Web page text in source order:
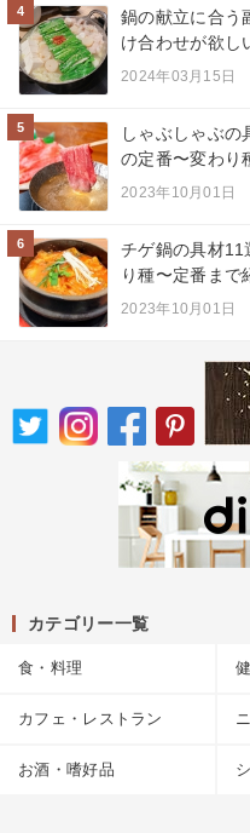
4
鍋の献立に合う
け合わせが欲し
2024年03月15日
5
しゃぶしゃぶ
の定番〜変わり
2023年10月01日
6
チゲ鍋の具材11
り種〜定番まで
2023年10月01日
カテゴリー一覧
食・料理
カフェ・レストラン
お酒・嗜好品